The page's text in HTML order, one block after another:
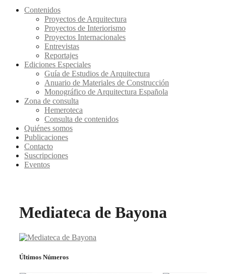
Contenidos
Proyectos de Arquitectura
Proyectos de Interiorismo
Proyectos Internacionales
Entrevistas
Reportajes
Ediciones Especiales
Guía de Estudios de Arquitectura
Anuario de Materiales de Construcción
Monográfico de Arquitectura Española
Zona de consulta
Hemeroteca
Consulta de contenidos
Quiénes somos
Publicaciones
Contacto
Suscripciones
Eventos
Mediateca de Bayona
Últimos Números